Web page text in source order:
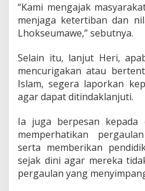
“Kami mengajak
menjaga ketertiban dan
Lhokseumawe,” sebutnya.
Selain itu, lanjut Heri,
mencurigakan atau
Islam, segera laporkan
agar dapat ditindaklanjuti.
Ia juga berpesan
memperhatikan
serta memberikan
sejak dini agar mereka
pergaulan yang